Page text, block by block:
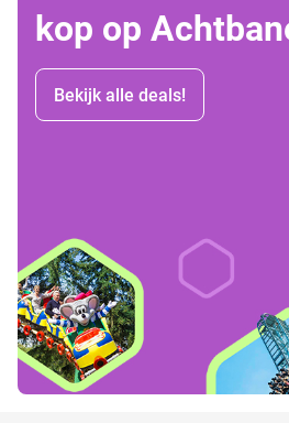
kop op
Bekijk alle deals!